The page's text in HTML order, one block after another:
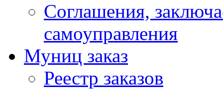
Соглашения,
самоуправления
Муниц заказ
Реестр заказов